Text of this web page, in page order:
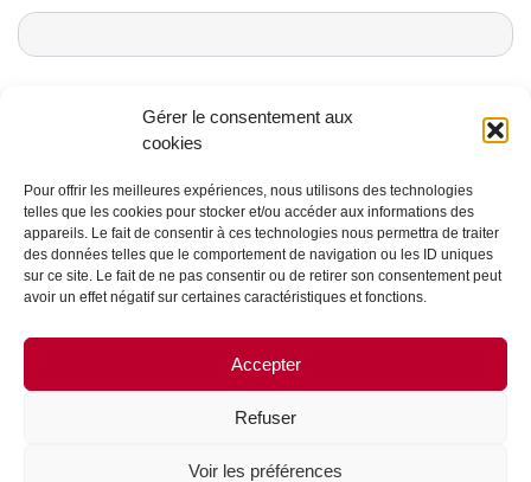
Gérer le consentement aux
cookies
Pour offrir les meilleures expériences, nous utilisons des technologies
telles que les cookies pour stocker et/ou accéder aux informations des
appareils. Le fait de consentir à ces technologies nous permettra de traiter
des données telles que le comportement de navigation ou les ID uniques
sur ce site. Le fait de ne pas consentir ou de retirer son consentement peut
avoir un effet négatif sur certaines caractéristiques et fonctions.
Accepter
Refuser
Voir les préférences